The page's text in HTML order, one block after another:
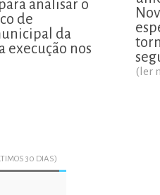
analisar o
de
da
execução nos
(ler
30 DIAS)